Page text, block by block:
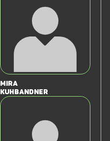
Mira
Kuhbandner